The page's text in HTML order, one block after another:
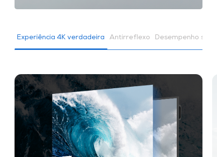
Experiência 4K verdadeira Antirreflexo Desempenho